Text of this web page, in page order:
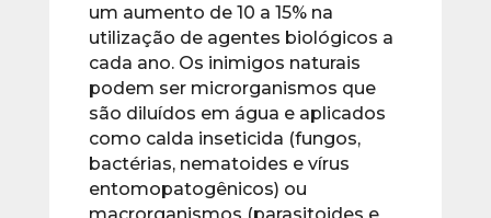
um aumento de 10 a 15% na
utilização de agentes biológicos a
cada ano. Os inimigos naturais
podem ser microrganismos que
são diluídos em água e aplicados
como calda inseticida (fungos,
bactérias, nematoides e vírus
entomopatogênicos) ou